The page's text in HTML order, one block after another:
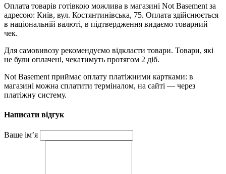
Оплата товарів готівкою можлива в магазині Not Basement за
адресою: Київ, вул. Костянтинівська, 75. Оплата здійснюється
в національній валюті, в підтвердження видаємо товарний
чек.
Для самовивозу рекомендуємо відкласти товари. Товари, які
не були оплачені, чекатимуть протягом 2 діб.
Not Basement приймає оплату платіжними картками: в
магазині можна сплатити терміналом, на сайті — через
платіжну систему.
Написати відгук
Ваше ім’я